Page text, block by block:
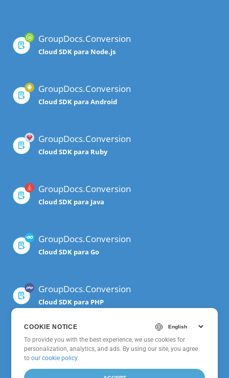
GroupDocs.Conversion
Cloud SDK para Node.js
GroupDocs.Conversion
Cloud SDK para Android
GroupDocs.Conversion
Cloud SDK para Ruby
GroupDocs.Conversion
Cloud SDK para Java
GroupDocs.Conversion
Cloud SDK para Go
GroupDocs.Conversion
Cloud SDK para PHP
GroupDocs.Conversion
Cloud SDK para Python
COOKIE NOTICE
To provide you with the best experience, we use cookies for
personalization, analytics, and ads. By using our site, you agree
toour cookie policy.